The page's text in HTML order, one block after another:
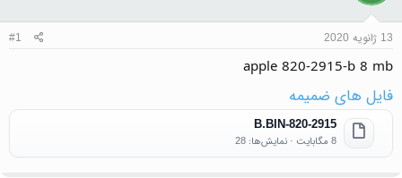
13 ژانویه 2020 #1
apple 820-2915-b 8 mb
فایل های ضمیمه
820-2915-B.BIN
8 مگابایت · نمایش‌ها: 28